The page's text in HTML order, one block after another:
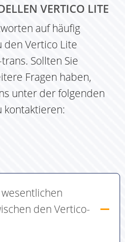
VERTICO LITE
auf häufig
den Vertico Lite
Sollten Sie
Fragen haben,
unter der folgenden
kontaktieren:
den Vertico-